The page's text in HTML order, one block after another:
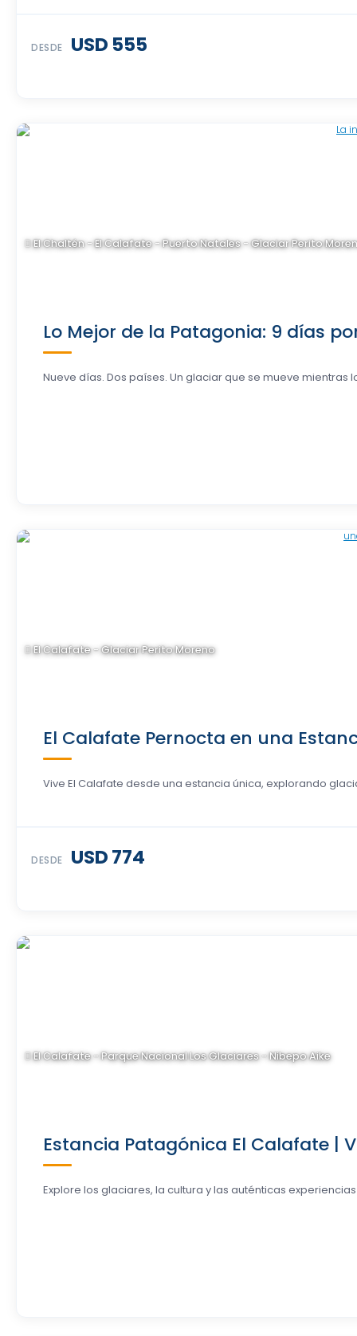
DESDE USD 555
El Chaltén - El Calafate - Puerto Natales - Glaciar Perito
Lo Mejor de la Patagonia: 9 días
Nueve días. Dos países. Un glaciar que se mueve
El Calafate - Glaciar Perito Moreno
El Calafate Pernocta en una
Vive El Calafate desde una estancia única, explorando
DESDE USD 774
El Calafate - Parque Nacional Los Glaciares - Nibepo Aike
Estancia Patagónica El Calafate |
Explore los glaciares, la cultura y las auténticas